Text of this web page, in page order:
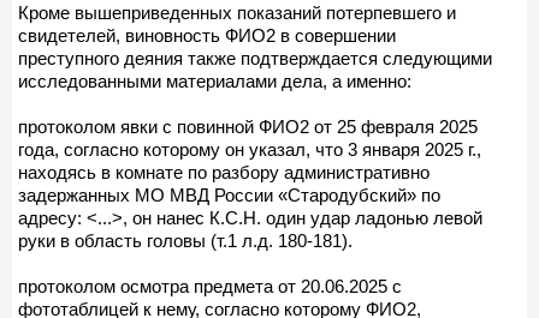
Кроме вышеприведенных показаний потерпевшего и
свидетелей, виновность ФИО2 в совершении
преступного деяния также подтверждается следующими
исследованными материалами дела, а именно:
протоколом явки с повинной ФИО2 от 25 февраля 2025
года, согласно которому он указал, что 3 января 2025 г.,
находясь в комнате по разбору административно
задержанных МО МВД России «Стародубский» по
адресу: <...>, он нанес К.С.Н. один удар ладонью левой
руки в область головы (т.1 л.д. 180-181).
протоколом осмотра предмета от 20.06.2025 с
фототаблицей к нему, согласно которому ФИО2,